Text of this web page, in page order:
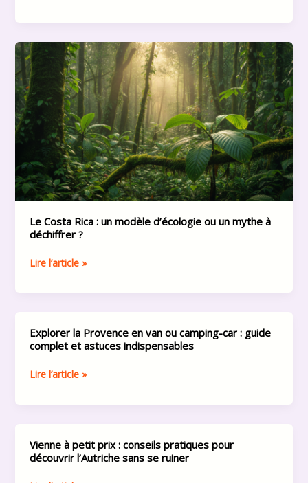
Le Costa Rica : un modèle d’écologie ou un mythe à
déchiffrer ?
Le
Costa
Rica
:
un
modèle
d’écologie
un
mythe
à
déchiffrer
?
Lire l’article »
Explorer la Provence en van ou camping-car : guide
complet et astuces indispensables
Explorer
la
en
ou
car
:
Lire l’article »
Vienne à petit prix : conseils pratiques pour
découvrir l’Autriche sans se ruiner
Vienne
à